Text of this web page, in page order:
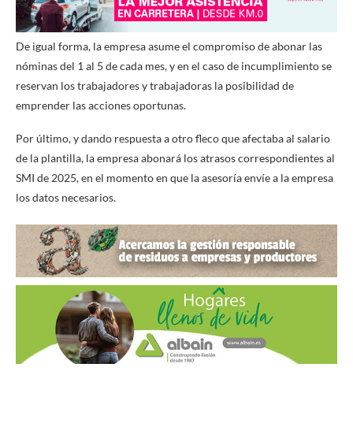
De igual forma, la empresa asume el compromiso de abonar las
nóminas del 1 al 5 de cada mes, y en el caso de incumplimiento se
reservan los trabajadores y trabajadoras la posibilidad de
emprender las acciones oportunas.
Por último, y dando respuesta a otro fleco que afectaba al salario
de la plantilla, la empresa abonará los atrasos correspondientes al
SMI de 2025, en el momento en que la asesoría envíe a la empresa
los datos necesarios.